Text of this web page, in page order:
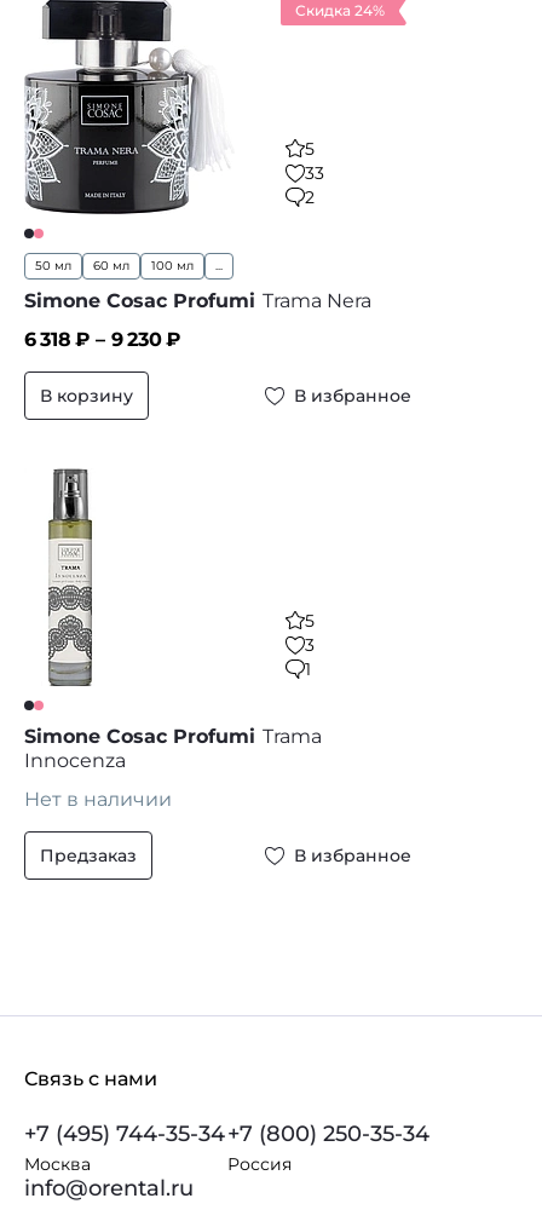
Скидка 24%
5
33
2
50 мл 60 мл 100 мл ...
Simone Cosac Profumi Trama Nera
6 318 ₽ – 9 230₽
В корзину В избранное
5
3
1
Simone Cosac Profumi Trama
Innocenza
Нет в наличии
Предзаказ В избранное
Связь с нами
+7 (495) 744-35-34
Москва
+7 (800) 250-35-34
Россия
info@orental.ru